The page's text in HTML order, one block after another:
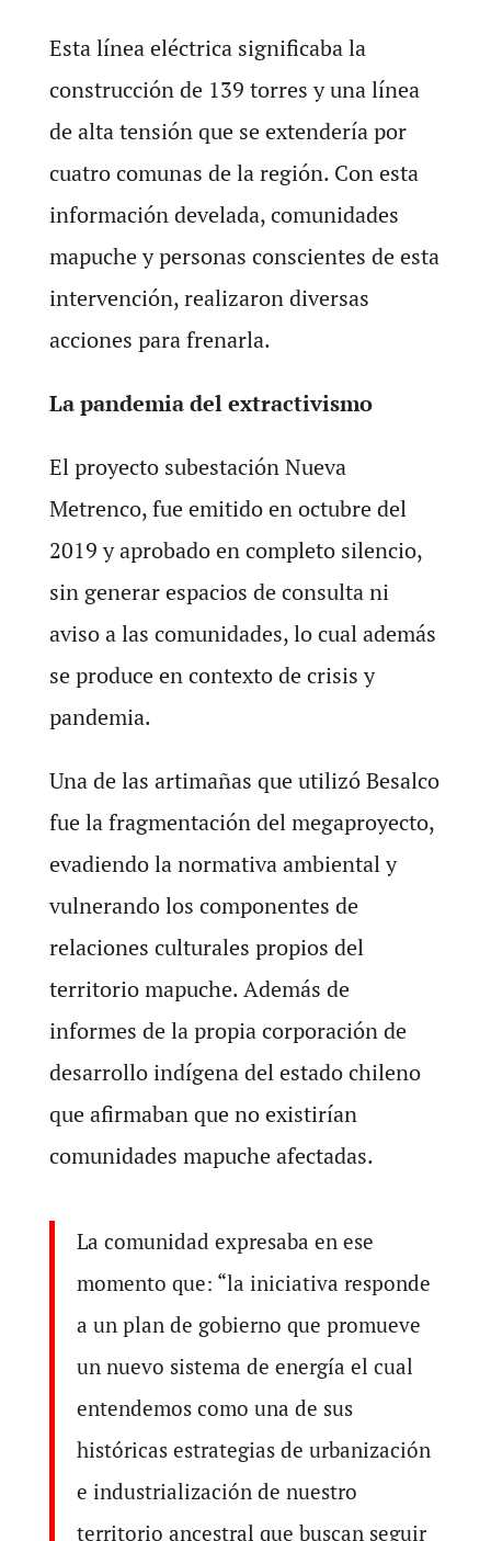
Esta línea eléctrica significaba la
construcción de 139 torres y una línea
de alta tensión que se extendería por
cuatro comunas de la región. Con esta
información develada, comunidades
mapuche y personas conscientes de esta
intervención, realizaron diversas
acciones para frenarla.
La pandemia del extractivismo
El proyecto subestación Nueva
Metrenco, fue emitido en octubre del
2019 y aprobado en completo silencio,
sin generar espacios de consulta ni
aviso a las comunidades, lo cual además
se produce en contexto de crisis y
pandemia.
Una de las artimañas que utilizó Besalco
fue la fragmentación del megaproyecto,
evadiendo la normativa ambiental y
vulnerando los componentes de
relaciones culturales propios del
territorio mapuche. Además de
informes de la propia corporación de
desarrollo indígena del estado chileno
que afirmaban que no existirían
comunidades mapuche afectadas.
La comunidad expresaba en ese
momento que: “la iniciativa responde
a un plan de gobierno que promueve
un nuevo sistema de energía el cual
entendemos como una de sus
históricas estrategias de urbanización
e industrialización de nuestro
territorio ancestral que buscan seguir